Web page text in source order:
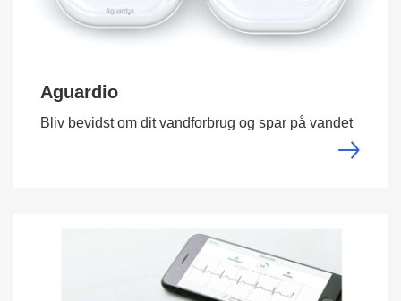
Aguardio
Bliv bevidst om dit vandforbrug og spar på vandet